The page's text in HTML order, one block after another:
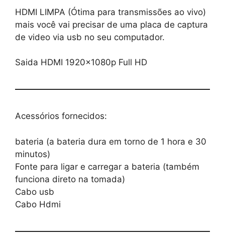
HDMI LIMPA (Ótima para transmissões ao vivo)
mais você vai precisar de uma placa de captura
de video via usb no seu computador.
Saida HDMI 1920x1080p Full HD
Acessórios fornecidos:
bateria (a bateria dura em torno de 1 hora e 30
minutos)
Fonte para ligar e carregar a bateria (também
funciona direto na tomada)
Cabo usb
Cabo Hdmi